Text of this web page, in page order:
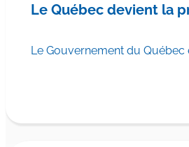
Le Québec devient la
Le Gouvernement du